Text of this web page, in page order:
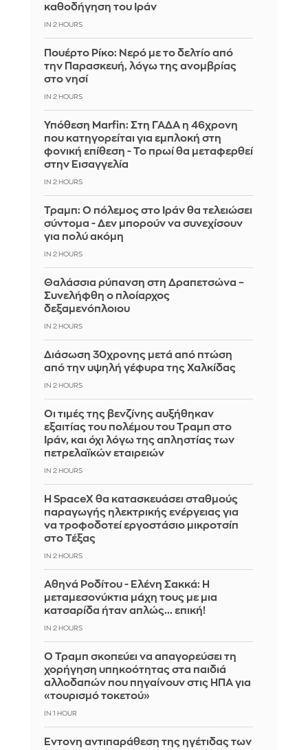
καθοδήγηση του Ιράν
IN 2 HOURS
Πουέρτο Ρίκο: Νερό με το δελτίο από
την Παρασκευή, λόγω της ανομβρίας
στο νησί
IN 2 HOURS
Υπόθεση Marfin: Στη ΓΑΔΑ η 46χρονη
που κατηγορείται για εμπλοκή στη
φονική επίθεση - Το πρωί θα μεταφερθεί
στην Εισαγγελία
IN 2 HOURS
Τραμπ: Ο πόλεμος στο Ιράν θα τελειώσει
σύντομα - Δεν μπορούν να συνεχίσουν
για πολύ ακόμη
IN 2 HOURS
Θαλάσσια ρύπανση στη Δραπετσώνα –
Συνελήφθη ο πλοίαρχος
δεξαμενόπλοιου
IN 2 HOURS
Διάσωση 30χρονης μετά από πτώση
από την υψηλή γέφυρα της Χαλκίδας
IN 2 HOURS
Οι τιμές της βενζίνης αυξήθηκαν
εξαιτίας του πολέμου του Τραμπ στο
Ιράν, και όχι λόγω της απληστίας των
πετρελαϊκών εταιρειών
IN 2 HOURS
Η SpaceX θα κατασκευάσει σταθμούς
παραγωγής ηλεκτρικής ενέργειας για
να τροφοδοτεί εργοστάσιο μικροτσίπ
στο Τέξας
IN 2 HOURS
Αθηνά Ροδίτου - Ελένη Σακκά: Η
μεταμεσονύκτια μάχη τους με μια
κατσαρίδα ήταν απλώς... επική!
IN 2 HOURS
Ο Τραμπ σκοπεύει να απαγορεύσει τη
χορήγηση υπηκοότητας στα παιδιά
αλλοδαπών που πηγαίνουν στις ΗΠΑ για
«τουρισμό τοκετού»
IN 1 HOUR
Έντονη αντιπαράθεση της ηγέτιδας των